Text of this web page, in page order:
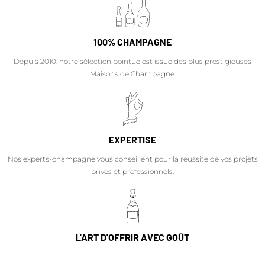
100% CHAMPAGNE
Depuis 2010, notre sélection pointue est issue des plus prestigieuses
Maisons de Champagne.
EXPERTISE
Nos experts-champagne vous conseillent pour la réussite de vos projets
privés et professionnels.
L'ART D'OFFRIR AVEC GOÛT